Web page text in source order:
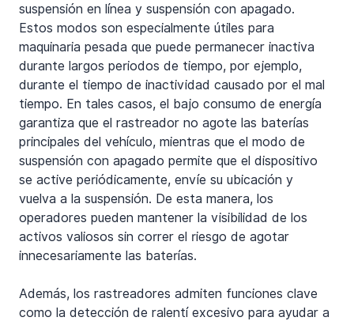
suspensión en línea y suspensión con apagado.
Estos modos son especialmente útiles para
maquinaria pesada que puede permanecer inactiva
durante largos periodos de tiempo, por ejemplo,
durante el tiempo de inactividad causado por el mal
tiempo. En tales casos, el bajo consumo de energía
garantiza que el rastreador no agote las baterías
principales del vehículo, mientras que el modo de
suspensión con apagado permite que el dispositivo
se active periódicamente, envíe su ubicación y
vuelva a la suspensión. De esta manera, los
operadores pueden mantener la visibilidad de los
activos valiosos sin correr el riesgo de agotar
innecesariamente las baterías.
Además, los rastreadores admiten funciones clave
como la detección de ralentí excesivo para ayudar a